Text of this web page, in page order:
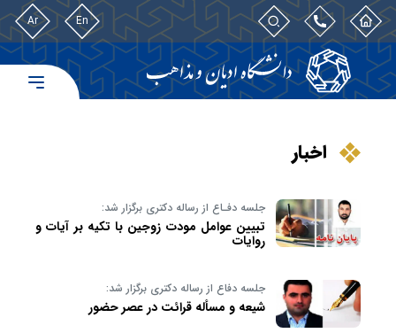
En
Ar
اخبار
جلسه دفـاع از رساله دکتری برگزار شد:
تبیین عوامل مودت زوجین با تکیه بر آیات و
روایات
جلسه دفاع از رساله دکتری برگزار شد:
شيعه و مسأله قرائت در عصر حضور